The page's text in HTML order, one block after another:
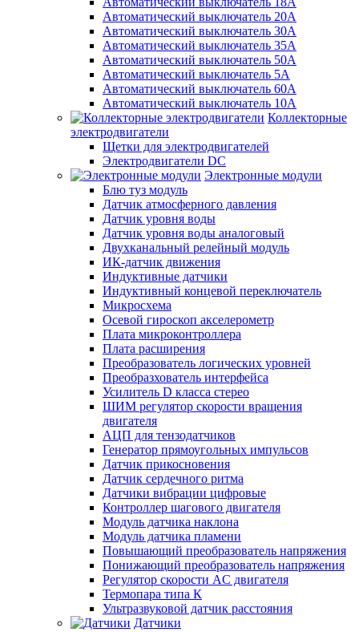
Автоматический выключатель 20А
Автоматический выключатель 30А
Автоматический выключатель 35А
Автоматический выключатель 50А
Автоматический выключатель 5А
Автоматический выключатель 60А
Автоматический выключатель 10А
Коллекторные
электродвигатели
Щетки для электродвигателей
Электродвигатели DC
Электронные модули
Блю туз модуль
Датчик атмосферного давления
Датчик уровня воды
Датчик уровня воды аналоговый
Двухканальный релейный модуль
ИК-датчик движения
Индуктивные датчики
Индуктивный концевой переключатель
Микросхема
Осевой гироскоп акселерометр
Плата микроконтроллера
Плата расширения
Преобразователь логических уровней
Преобразхователь интерфейса
Усилитель D класса стерео
ШИМ регулятор скорости вращения
двигателя
АЦП для тензодатчиков
Генератор прямоугольных импульсов
Датчик прикосновения
Датчик сердечного ритма
Датчики вибрации цифровые
Контроллер шагового двигателя
Модуль датчика наклона
Модуль датчика пламени
Повышающий преобразователь напряжения
Понижающий преобразователь напряжения
Регулятор скорости AC двигателя
Термопара типа К
Ультразвуковой датчик расстояния
Датчики